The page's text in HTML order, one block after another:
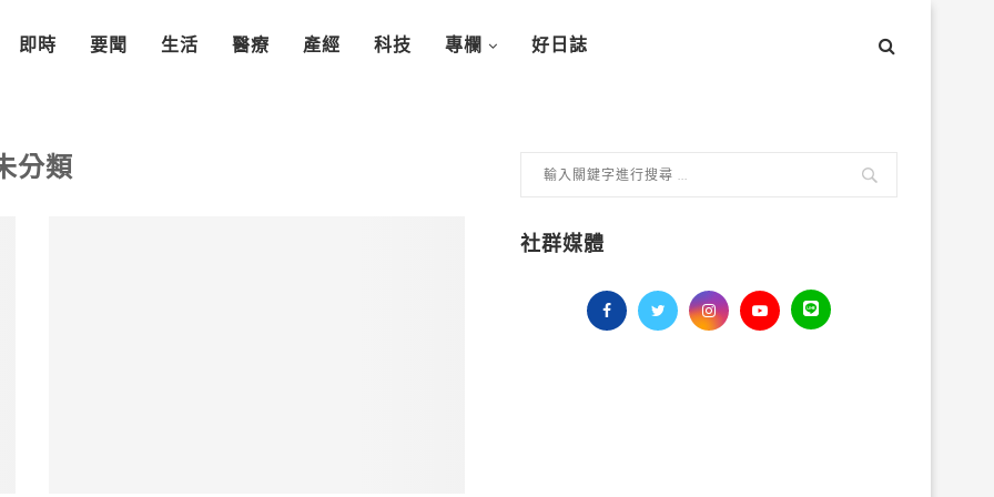
即時 要聞 生活 醫療 產經 科技 專欄 好日誌
分類
社群媒體